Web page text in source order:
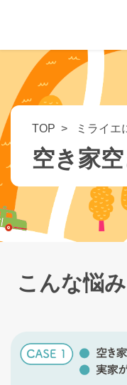
TOP ミライエ
空き家
こんな悩